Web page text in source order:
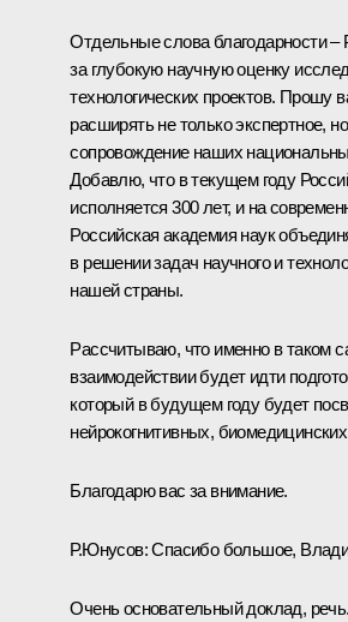
Отдельные слова благодарности –
за глубокую научную оценку
технологических проектов. Прошу
расширять не только экспертное,
сопровождение наших
Добавлю, что в текущем году
исполняется 300 лет, и на
Российская академия наук
в решении задач научного и
нашей страны.
Рассчитываю, что именно в таком
взаимодействии будет идти
который в будущем году будет
нейрокогнитивных,
Благодарю вас за внимание.
Р.Юнусов:Спасибо большое,
Очень основательный доклад,